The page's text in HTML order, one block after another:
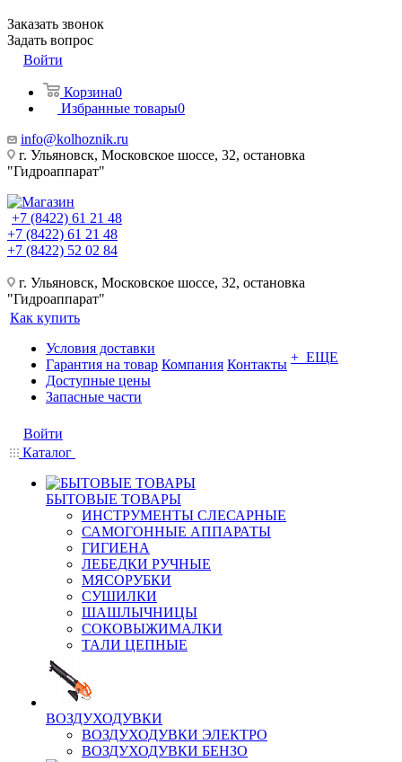
Заказать звонок
Задать вопрос
Войти
Корзина0
Избранные товары0
info@kolhoznik.ru
г. Ульяновск, Московское шоссе, 32, остановка
"Гидроаппарат"
+7 (8422) 61 21 48
+7 (8422) 61 21 48
+7 (8422) 52 02 84
г. Ульяновск, Московское шоссе, 32, остановка
"Гидроаппарат"
Как купить
Условия доставки
Гарантия на товар
Доступные цены
Запасные части
Компания Контакты + ЕЩЕ
Войти
Каталог
БЫТОВЫЕ ТОВАРЫ
ИНСТРУМЕНТЫ СЛЕСАРНЫЕ
САМОГОННЫЕ АППАРАТЫ
ГИГИЕНА
ЛЕБЕДКИ РУЧНЫЕ
МЯСОРУБКИ
СУШИЛКИ
ШАШЛЫЧНИЦЫ
СОКОВЫЖИМАЛКИ
ТАЛИ ЦЕПНЫЕ
ВОЗДУХОДУВКИ
ВОЗДУХОДУВКИ ЭЛЕКТРО
ВОЗДУХОДУВКИ БЕНЗО